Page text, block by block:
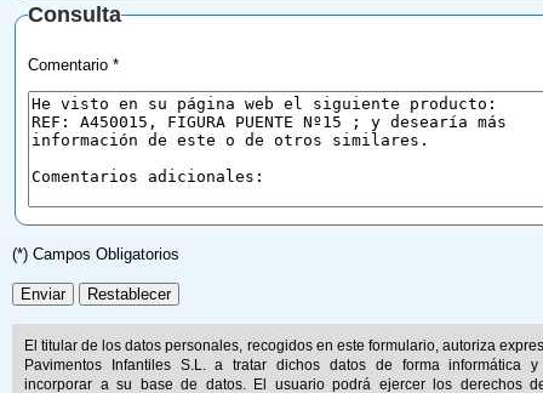
Consulta
Comentario *
(*) Campos Obligatorios
El titular de los datos personales, recogidos en este formulario, autoriza
Pavimentos Infantiles S.L. a tratar dichos datos de forma informática y
incorporar a su base de datos. El usuario podrá ejercer los derechos